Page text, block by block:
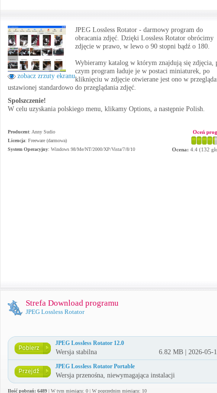
zobacz zrzuty ekranu
JPEG Lossless Rotator - darmowy program do
obracania zdjęć. Dzięki Lossless Rotator obrócimy
zdjęcie w prawo, w lewo o 90 stopni bądź o 180.
Wybieramy katalog w którym znajdują się zdjęcia,
czym program ładuje je w postaci miniaturek, po
kliknięciu w zdjęcie otwierane jest ono w
ustawionej standardowo do przeglądania zdjęć.
Spolszczenie!
W celu uzyskania polskiego menu, klikamy Options, a następnie Polish.
Producent: Anny Sudio
Licencja: Freeware (darmowa)
System Operacyjny: Windows 98/Me/NT/2000/XP/Vista/7/8/10
Oceń
Ocena: 4.4 (132
Strefa Download programu
JPEG Lossless Rotator
JPEG Lossless Rotator 12.0
Wersja stabilna 6.82 MB | 2026-05-
JPEG Lossless Rotator Portable
Wersja przenośna, niewymagająca instalacji
Ilość pobrań: 6489 | W tym miesiącu: 0 | W poprzednim miesiącu: 10